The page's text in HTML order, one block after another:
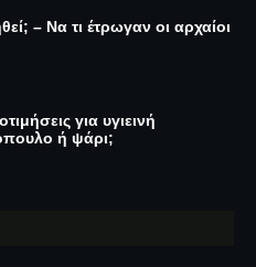
– Να τι έτρωγαν οι αρχαίοι
για υγιεινή
ή ψάρι;